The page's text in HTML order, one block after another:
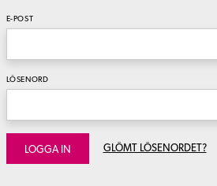
E-POST
LÖSENORD
LOGGA IN GLÖMT LÖSENORDET?